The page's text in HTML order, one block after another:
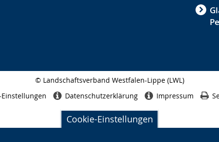
Cookie-Einstellungen
© Landschaftsverband Westfalen-Lippe (LWL)
Einstellungen Datenschutzerklärung Impressum